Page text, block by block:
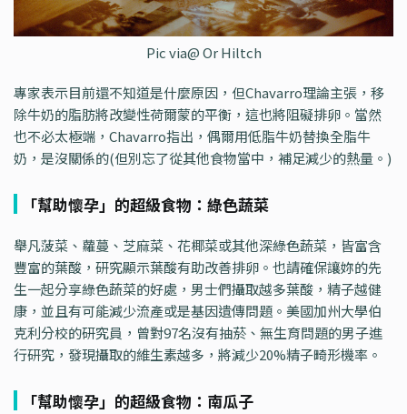
Pic via@ Or Hiltch
專家表示目前還不知道是什麼原因，但Chavarro理論主張，移
除牛奶的脂肪將改變性荷爾蒙的平衡，這也將阻礙排卵。當然
也不必太極端，Chavarro指出，偶爾用低脂牛奶替換全脂牛
奶，是沒關係的(但別忘了從其他食物當中，補足減少的熱量。)
「幫助懷孕」的超級食物：綠色蔬菜
舉凡菠菜、蘿蔓、芝麻菜、花椰菜或其他深綠色蔬菜，皆富含
豐富的葉酸，研究顯示葉酸有助改善排卵。也請確保讓妳的先
生一起分享綠色蔬菜的好處，男士們攝取越多葉酸，精子越健
康，並且有可能減少流產或是基因遺傳問題。美國加州大學伯
克利分校的研究員，曾對97名沒有抽菸、無生育問題的男子進
行研究，發現攝取的維生素越多，將減少20%精子畸形機率。
「幫助懷孕」的超級食物：南瓜子